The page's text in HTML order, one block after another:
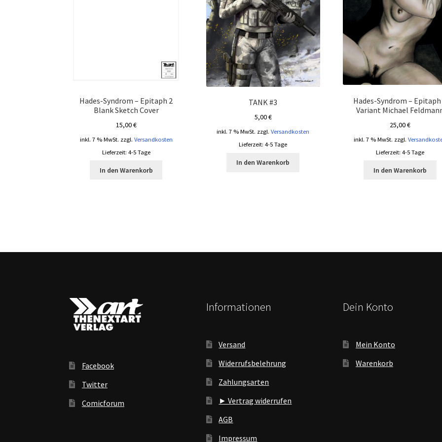
Hades-Syndrom – Epitaph 2
Blank Sketch Cover
15,00€
inkl. 7 % MwSt. zzgl. Versandkosten
Lieferzeit: 4-5 Tage
In den Warenkorb
TANK #3
5,00€
inkl. 7 % MwSt. zzgl.Versandkosten
Lieferzeit:4-5 Tage
In den Warenkorb
Hades-Syndrom – Epitaph
Variant Michael
25,00€
inkl. 7 % MwSt. zzgl.
Lieferzeit: 4-5 Tage
In den Warenkorb
Facebook
Twitter
Comicforum
Informationen
Versand
Widerrufsbelehrung
Zahlungsarten
► Vertrag widerrufen
AGB
Impressum
Dein Konto
Mein Konto
Warenkorb